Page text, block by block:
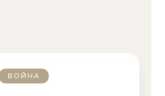
ВОЙНА